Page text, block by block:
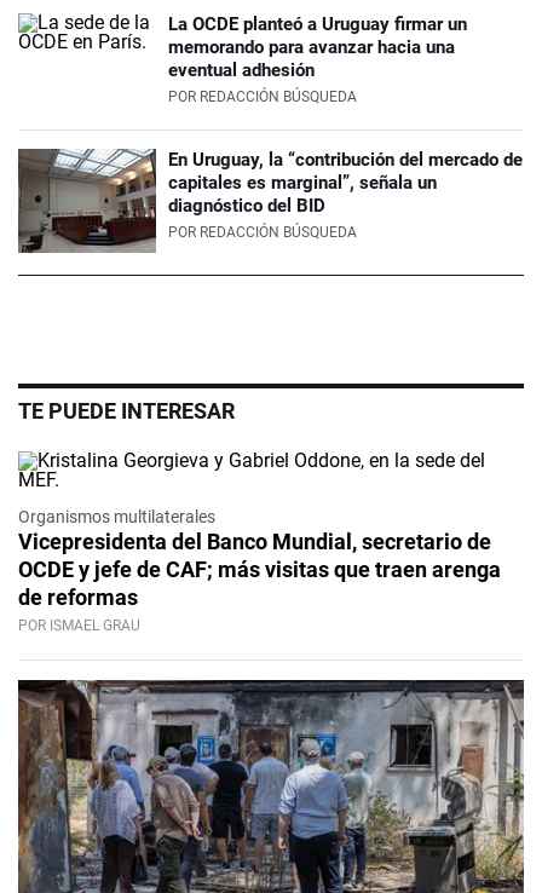
La OCDE planteó a Uruguay firmar un
memorando para avanzar hacia una
eventual adhesión
POR REDACCIÓN BÚSQUEDA
En Uruguay, la “contribución del mercado de
capitales es marginal”, señala un
diagnóstico del BID
POR REDACCIÓN BÚSQUEDA
TE PUEDE INTERESAR
Organismos multilaterales
Vicepresidenta del Banco Mundial, secretario de
OCDE y jefe de CAF; más visitas que traen arenga
de reformas
POR ISMAEL GRAU